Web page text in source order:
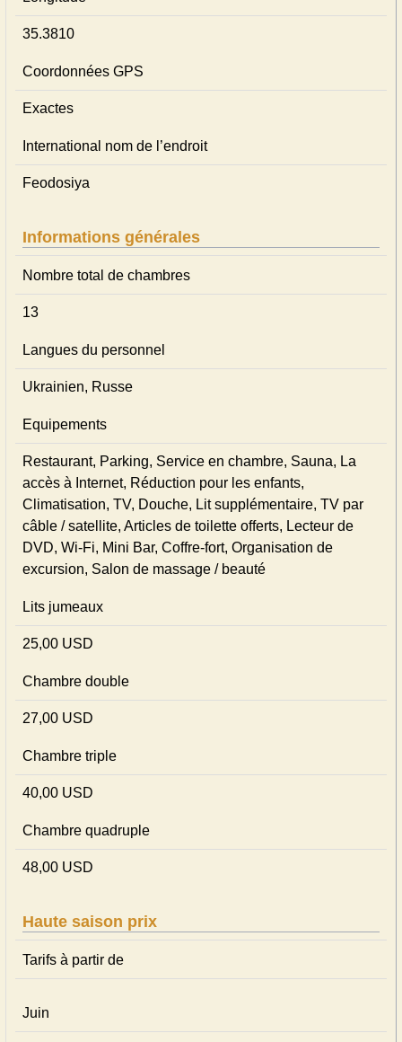
35.3810
Coordonnées GPS
Exactes
International nom de l’endroit
Feodosiya
Informations générales
Nombre total de chambres
13
Langues du personnel
Ukrainien, Russe
Equipements
Restaurant, Parking, Service en chambre, Sauna, La
accès à Internet, Réduction pour les enfants,
Climatisation, TV, Douche, Lit supplémentaire, TV par
câble / satellite, Articles de toilette offerts, Lecteur de
DVD, Wi-Fi, Mini Bar, Coffre-fort, Organisation de
excursion, Salon de massage / beauté
Lits jumeaux
25,00 USD
Chambre double
27,00 USD
Chambre triple
40,00 USD
Chambre quadruple
48,00 USD
Haute saison prix
Tarifs à partir de
Juin